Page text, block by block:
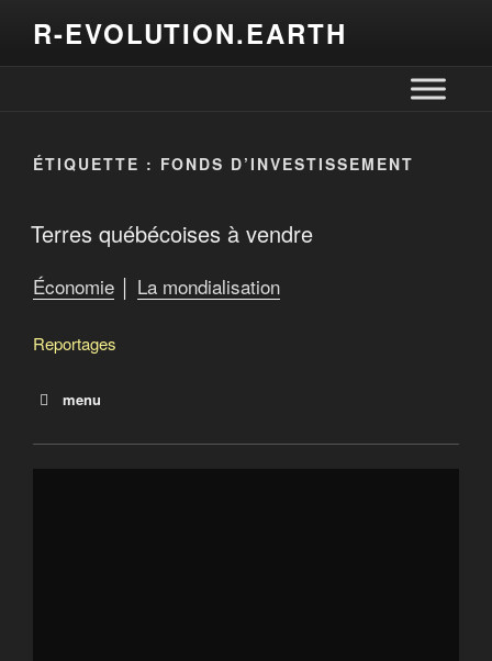
R-EVOLUTION.EARTH
ÉTIQUETTE : FONDS D’INVESTISSEMENT
Terres québécoises à vendre
Économie │ La mondialisation
Reportages
menu